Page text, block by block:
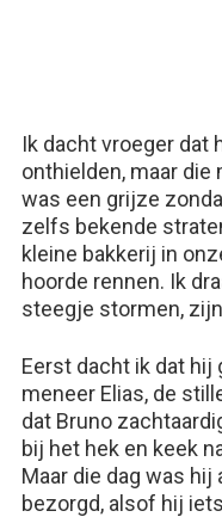
Ik dacht vroeger dat
onthielden, maar
was een grijze
zelfs bekende
kleine bakkerij in
hoorde rennen. Ik
steegje stormen,
Eerst dacht ik dat
meneer Elias, de
dat Bruno
bij het hek en keek
Maar die dag was
bezorgd, alsof hij